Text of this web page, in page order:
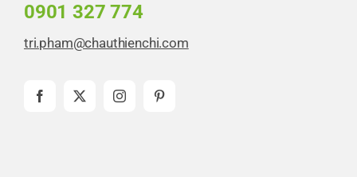
0901 327 774
tri.pham@chauthienchi.com